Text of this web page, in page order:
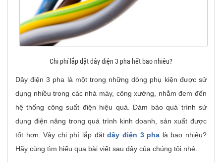
Chi phí lắp đặt dây điện 3 pha hết bao nhiêu?
Dây điện 3 pha là một trong những dòng phụ kiện được sử
dụng nhiều trong các nhà máy, công xưởng, nhằm đem đến
hệ thống công suất điện hiệu quả. Đảm bảo quá trình sử
dụng điện năng trong quá trình kinh doanh, sản xuất được
tốt hơn. Vậy chi phí lắp đặtdây điện 3 pha là bao nhiêu?
Hãy cùng tìm hiểu qua bài viết sau đây của chúng tôi nhé.